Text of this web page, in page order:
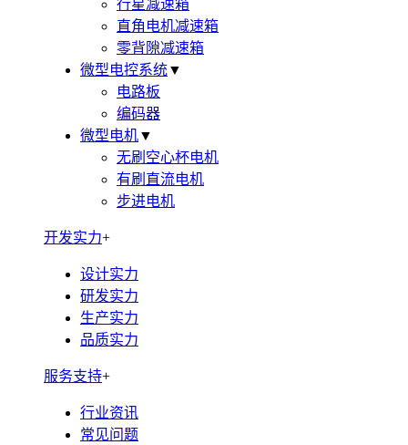
行星减速箱
直角电机减速箱
零背隙减速箱
微型电控系统▼
电路板
编码器
微型电机▼
无刷空心杯电机
有刷直流电机
步进电机
开发实力+
设计实力
研发实力
生产实力
品质实力
服务支持+
行业资讯
常见问题